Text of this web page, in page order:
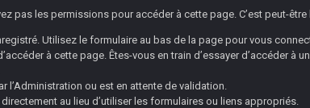
pas les permissions pour accéder à cette page. C’est peut-
Utilisez le formulaire au bas de la page pour vous
à cette page. Êtes-vous en train d’essayer d’accéder
l’Administration ou est en attente de validation.
au lieu d’utiliser les formulaires ou liens appropriés.